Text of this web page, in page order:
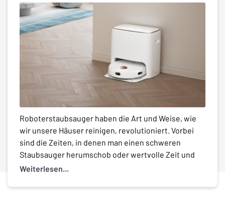
Roboterstaubsauger haben die Art und Weise, wie
wir unsere Häuser reinigen, revolutioniert. Vorbei
sind die Zeiten, in denen man einen schweren
Staubsauger herumschob oder wertvolle Zeit und
Energie für die manuelle Bodenreinigung
Reinigungsprozess automatisiert und ermöglichen
Weiterlesen...